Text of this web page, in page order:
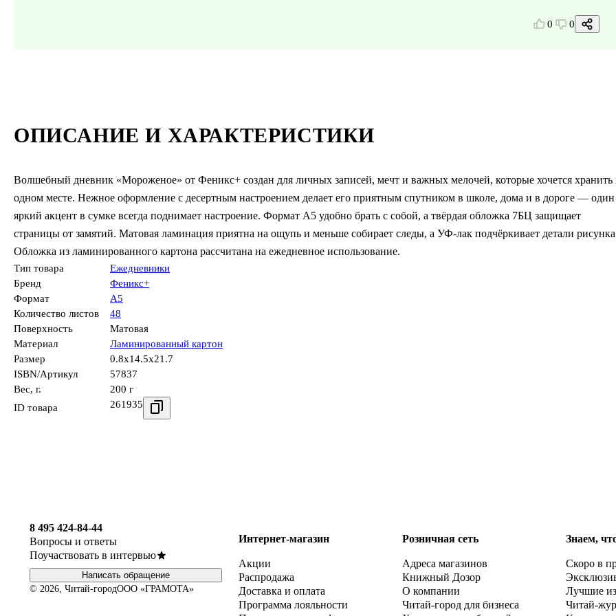
ОПИСАНИЕ И ХАРАКТЕРИСТИКИ
Волшебный дневник «Мороженое» от Феникс+ создан для личных записей, мечт и важных мелочей, которые хочется хранить
одном месте. Нежное оформление с десертным настроением делает его приятным спутником в школе, дома и в дороге — один
яркий акцент в сумке всегда поднимает настроение. Формат А5 удобно брать с собой, а твёрдая обложка 7БЦ защищает
страницы от замятий. Матовая ламинация приятна на ощупь и меньше собирает следы, а УФ-лак подчёркивает детали
Обложка из ламинированного картона рассчитана на ежедневное использование.
Тип товара
Ежедневники
Бренд
Феникс+
Формат
А5
Количество листов
48
Поверхность
Матовая
Материал
Ламинированный картон
Размер
0.8x14.5x21.7
ISBN/Артикул
57837
Вес, г.
200 г
ID товара
261935
0 0
8 495 424-84-44
Вопросы и ответы
Поучаствовать в интервью
Написать обращение
© 2026, Читай-городООО «ГРАМОТА»
Интернет-магазин
Акции
Распродажа
Доставка и оплата
Программа лояльности
Розничная сеть
Адреса магазинов
Книжный Дозор
О компании
Читай-город для бизнеса
Знаем,
Скоро в
Лучшие
Читай-